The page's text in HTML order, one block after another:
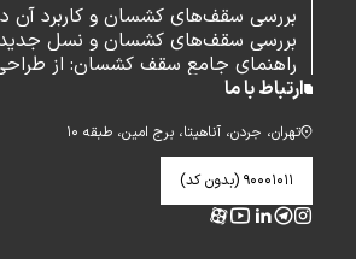
بررسی سقف‌های کشسان و کاربرد آن در
بررسی سقف‌های کشسان و نسل
راهنمای جامع سقف کشسان: از
ارتباط با ما
تهران، جردن، آناهیتا، برج امین، طبقه ۱۰
۹۰۰۰۱۰۱۱ (بدون کد)